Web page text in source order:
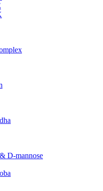
D-mannose